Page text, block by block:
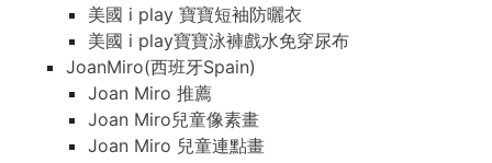
美國 i play 寶寶短袖防曬衣
美國 i play寶寶泳褲戲水免穿尿布
JoanMiro(西班牙Spain)
Joan Miro 推薦
Joan Miro兒童像素畫
Joan Miro 兒童連點畫